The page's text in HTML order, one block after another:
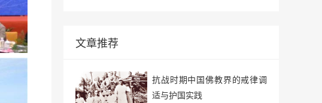
文章推荐
抗战时期中国佛教界的戒律调
适与护国实践